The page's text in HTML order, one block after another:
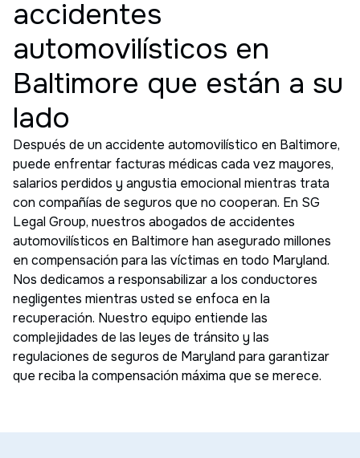
accidentes
automovilísticos en
Baltimore que están a su
lado
Después de un accidente automovilístico en Baltimore,
puede enfrentar facturas médicas cada vez mayores,
salarios perdidos y angustia emocional mientras trata
con compañías de seguros que no cooperan. En SG
Legal Group, nuestros abogados de accidentes
automovilísticos en Baltimore han asegurado millones
en compensación para las víctimas en todo Maryland.
Nos dedicamos a responsabilizar a los conductores
negligentes mientras usted se enfoca en la
recuperación. Nuestro equipo entiende las
complejidades de las leyes de tránsito y las
regulaciones de seguros de Maryland para garantizar
que reciba la compensación máxima que se merece.